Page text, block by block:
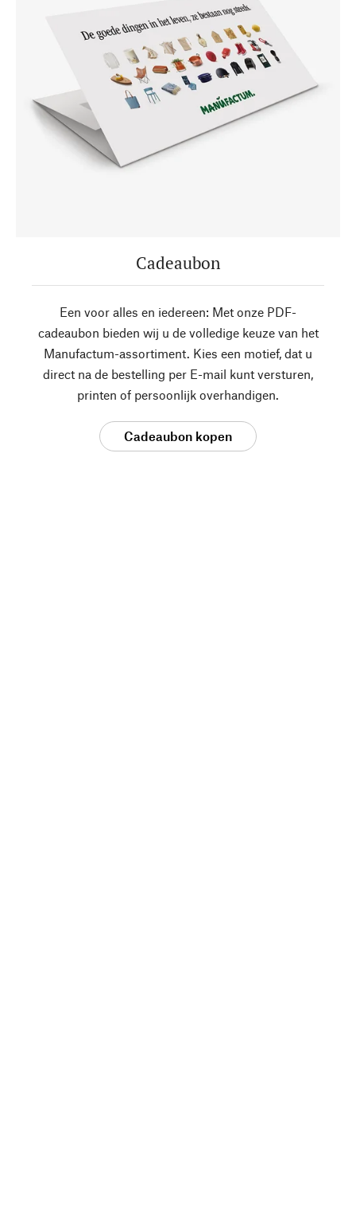
Cadeaubon
Een voor alles en iedereen: Met onze PDF-
cadeaubon bieden wij u de volledige keuze van het
Manufactum-assortiment. Kies een motief, dat u
direct na de bestelling per E-mail kunt versturen,
printen of persoonlijk overhandigen.
Cadeaubon kopen